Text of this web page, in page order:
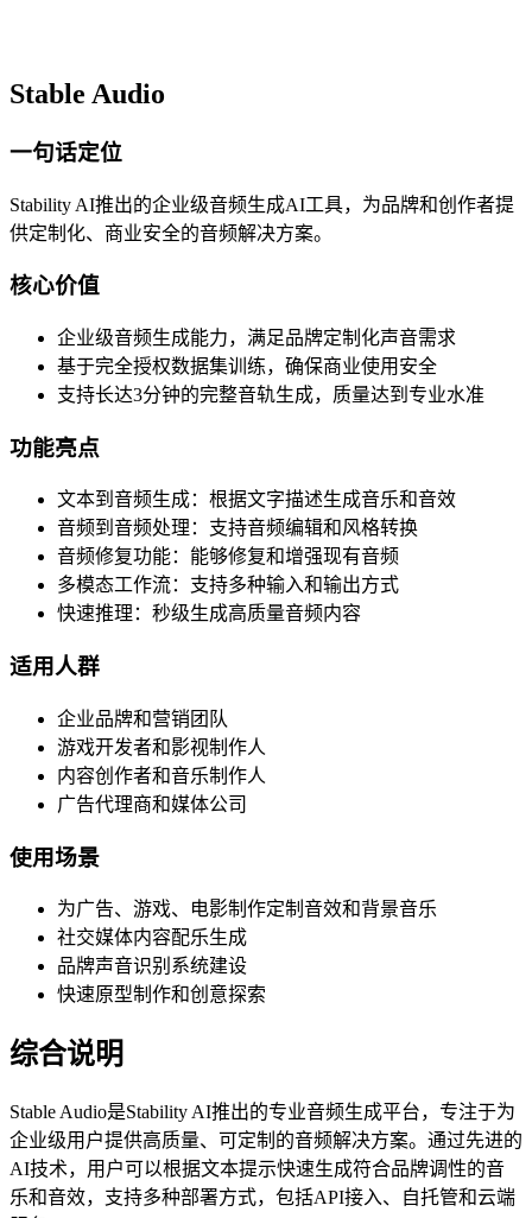
Stable Audio
一句话定位
Stability AI推出的企业级音频生成AI工具，为品牌和创作者提
供定制化、商业安全的音频解决方案。
核心价值
企业级音频生成能力，满足品牌定制化声音需求
基于完全授权数据集训练，确保商业使用安全
支持长达3分钟的完整音轨生成，质量达到专业水准
功能亮点
文本到音频生成：根据文字描述生成音乐和音效
音频到音频处理：支持音频编辑和风格转换
音频修复功能：能够修复和增强现有音频
多模态工作流：支持多种输入和输出方式
快速推理：秒级生成高质量音频内容
适用人群
企业品牌和营销团队
游戏开发者和影视制作人
内容创作者和音乐制作人
广告代理商和媒体公司
使用场景
为广告、游戏、电影制作定制音效和背景音乐
社交媒体内容配乐生成
品牌声音识别系统建设
快速原型制作和创意探索
综合说明
Stable Audio是Stability AI推出的专业音频生成平台，专注于为
企业级用户提供高质量、可定制的音频解决方案。通过先进的
AI技术，用户可以根据文本提示快速生成符合品牌调性的音
乐和音效，支持多种部署方式，包括API接入、自托管和云端